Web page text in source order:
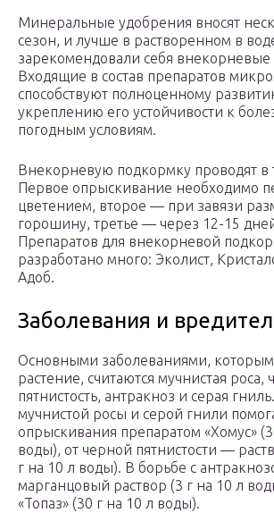
Минеральные удобрения вносят
сезон, и лучше в растворенном в
зарекомендовали себя
Входящие в состав препаратов
способствуют полноценному
укреплению его устойчивости к
погодным условиям.
Внекорневую подкормку проводят в
Первое опрыскивание необходимо
цветением, второе — при завязи
горошину, третье — через 12-15
Препаратов для внекорневой
разработано много: Эколист,
Адоб.
Заболевания и
Основными заболеваниями, которым
растение, считаются мучнистая роса,
пятнистость, антракноз и серая
мучнистой росы и серой гнили
опрыскивания препаратом «Хомус»
воды), от черной пятнистости —
г на 10 л воды). В борьбе с
марганцовый раствор (3 г на 10 л
«Топаз» (30 г на 10 л воды).